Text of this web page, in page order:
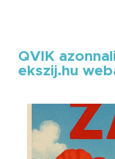
QVIK
ekszij.hu